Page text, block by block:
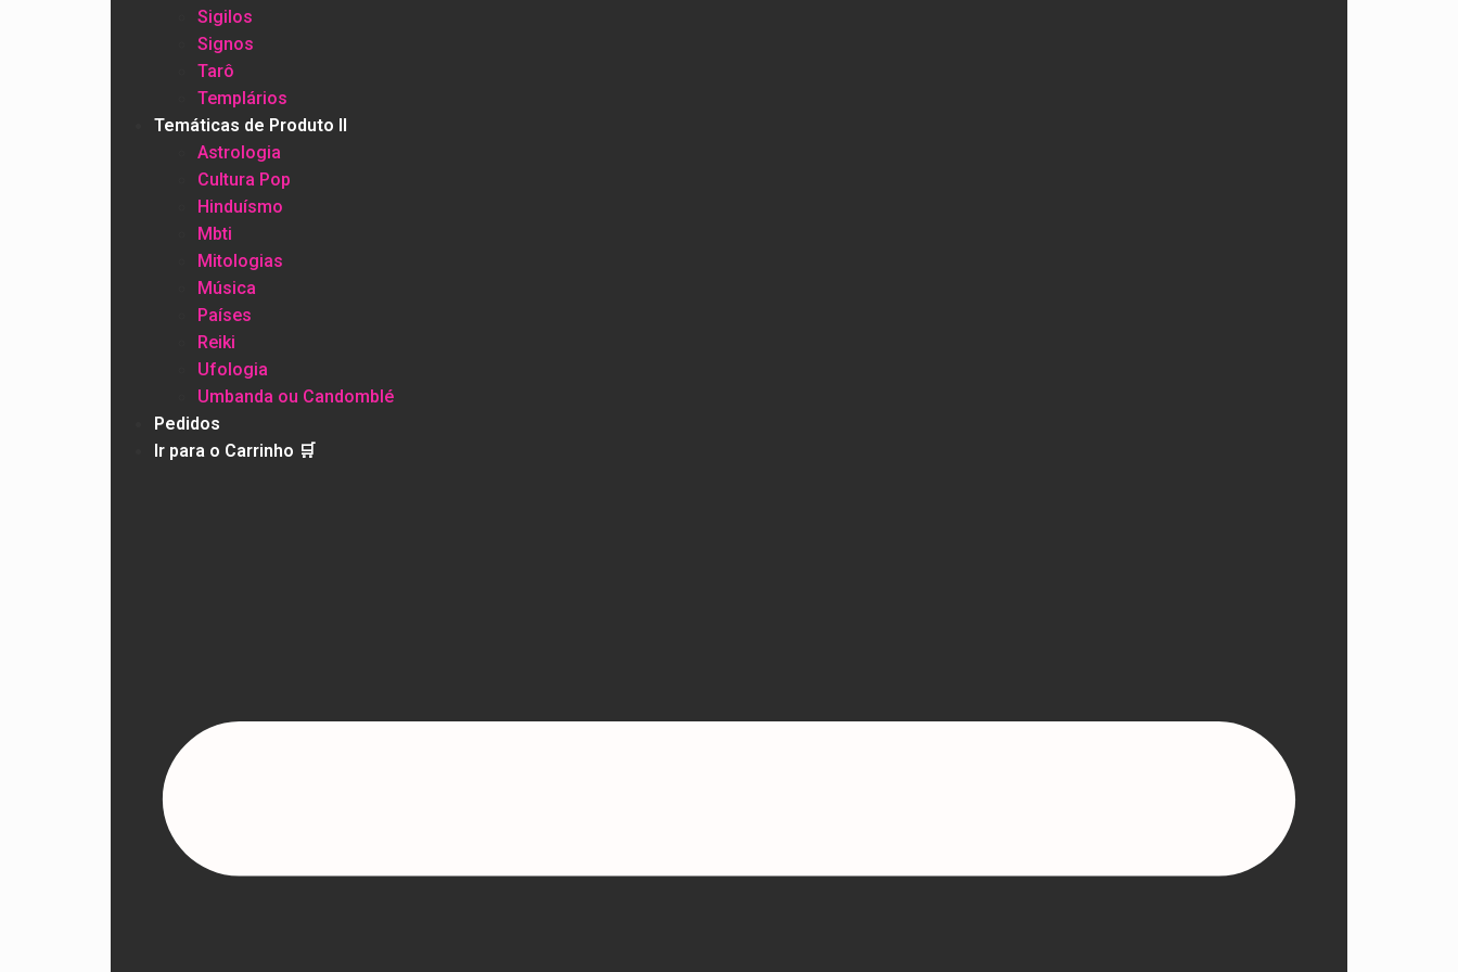
Sigilos
Signos
Tarô
Templários
Temáticas de Produto II
Astrologia
Cultura Pop
Hinduísmo
Mbti
Mitologias
Música
Países
Reiki
Ufologia
Umbanda ou Candomblé
Pedidos
Ir para o Carrinho 🛒